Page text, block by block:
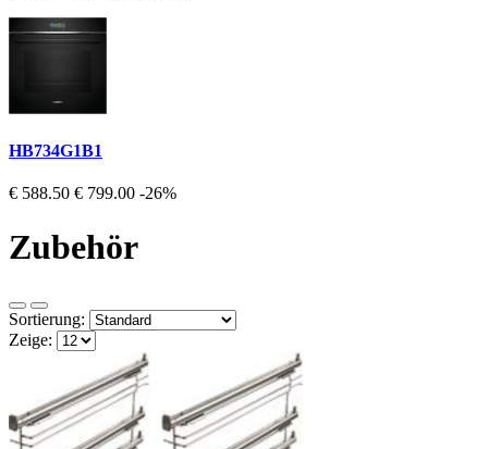
HB734G1B1
€ 588.50 € 799.00 -26%
Zubehör
Sortierung:
Zeige: